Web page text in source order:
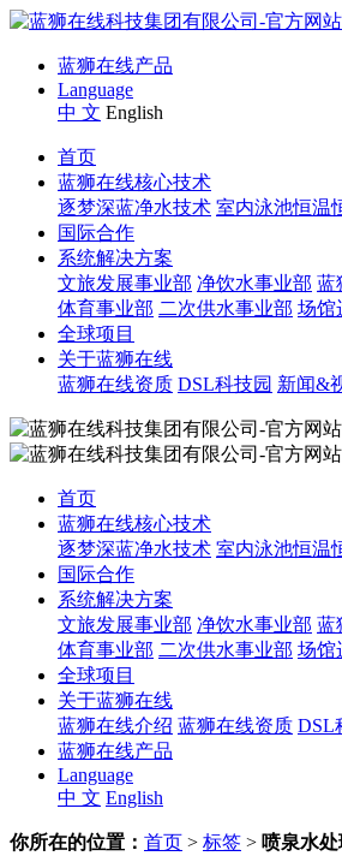
蓝狮在线产品
Language
中 文 English
首页
蓝狮在线核心技术
逐梦深蓝净水技术 室内泳池恒温
国际合作
系统解决方案
文旅发展事业部 净饮水事业部 蓝
体育事业部 二次供水事业部 场馆
全球项目
关于蓝狮在线
蓝狮在线资质 DSL科技园 新闻&
首页
蓝狮在线核心技术
逐梦深蓝净水技术 室内泳池恒温
国际合作
系统解决方案
文旅发展事业部 净饮水事业部 蓝
体育事业部 二次供水事业部 场馆
全球项目
关于蓝狮在线
蓝狮在线介绍 蓝狮在线资质 DSL
蓝狮在线产品
Language
中 文 English
你所在的位置： 首页 > 标签 > 喷泉水处